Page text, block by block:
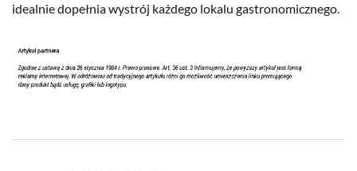
idealnie dopełnia wystrój każdego lokalu gastronomicznego.